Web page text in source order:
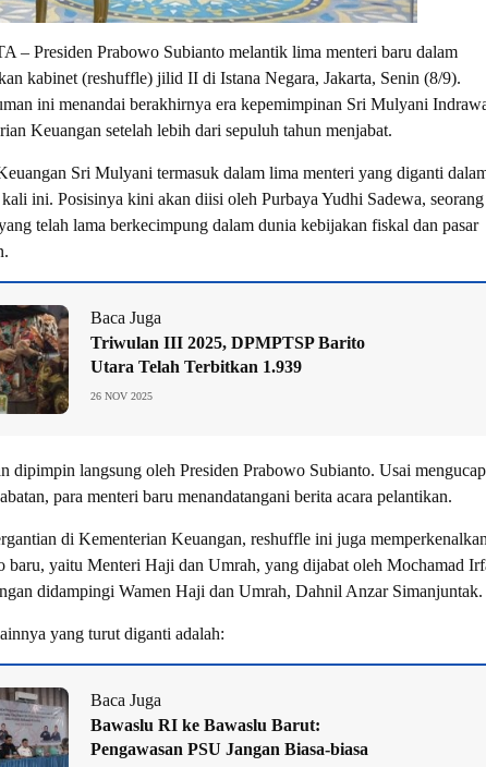
– Presiden Prabowo Subianto melantik lima menteri baru dalam
kabinet (reshuffle) jilid II di Istana Negara, Jakarta, Senin (8/9).
ini menandai berakhirnya era kepemimpinan Sri Mulyani
Keuangan setelah lebih dari sepuluh tahun menjabat.
Sri Mulyani termasuk dalam lima menteri yang diganti
ini. Posisinya kini akan diisi oleh Purbaya Yudhi Sadewa, seorang
telah lama berkecimpung dalam dunia kebijakan fiskal dan pasar
Baca Juga
Triwulan III 2025, DPMPTSP Barito
Utara Telah Terbitkan 1.939
26 NOV 2025
dipimpin langsung oleh Presiden Prabowo Subianto. Usai
para menteri baru menandatangani berita acara pelantikan.
di Kementerian Keuangan, reshuffle ini juga memperkenalkan
baru, yaitu Menteri Haji dan Umrah, yang dijabat oleh Mochamad
didampingi Wamen Haji dan Umrah, Dahnil Anzar Simanjuntak.
yang turut diganti adalah:
Baca Juga
Bawaslu RI ke Bawaslu Barut:
Pengawasan PSU Jangan Biasa-biasa